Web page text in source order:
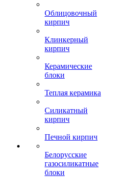
Облицовочный
кирпич
Клинкерный
кирпич
Керамические
блоки
Теплая керамика
Силикатный
кирпич
Печной кирпич
Белорусские
газосиликатные
блоки